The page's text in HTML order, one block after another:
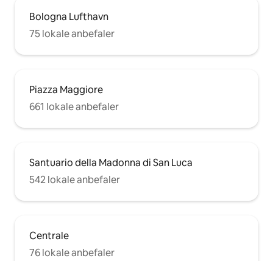
Bologna Lufthavn
75 lokale anbefaler
Piazza Maggiore
661 lokale anbefaler
Santuario della Madonna di San Luca
542 lokale anbefaler
Centrale
76 lokale anbefaler